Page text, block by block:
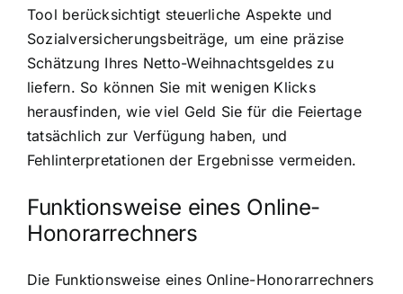
Tool berücksichtigt steuerliche Aspekte und
Sozialversicherungsbeiträge, um eine präzise
Schätzung Ihres Netto-Weihnachtsgeldes zu
liefern. So können Sie mit wenigen Klicks
herausfinden, wie viel Geld Sie für die Feiertage
tatsächlich zur Verfügung haben, und
Fehlinterpretationen der Ergebnisse vermeiden.
Funktionsweise eines Online-
Honorarrechners
Die Funktionsweise eines Online-Honorarrechners